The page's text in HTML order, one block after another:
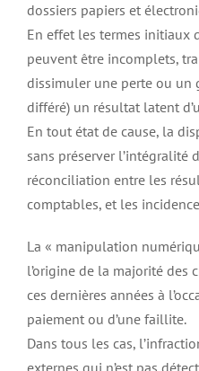
dossiers papiers et
En effet les termes initiaux
peuvent être incomplets,
dissimuler une perte ou un
différé) un résultat latent
En tout état de cause, la
sans préserver l’intégralité
réconciliation entre les
comptables, et les
La « manipulation
l’origine de la majorité des
ces dernières années à
paiement ou d’une faillite.
Dans tous les cas,